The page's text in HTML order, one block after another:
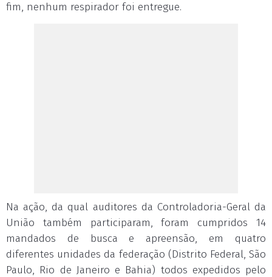
fim, nenhum respirador foi entregue.
Na ação, da qual auditores da Controladoria-Geral da
União também participaram, foram cumpridos 14
mandados de busca e apreensão, em quatro
diferentes unidades da federação (Distrito Federal, São
Paulo, Rio de Janeiro e Bahia) todos expedidos pelo